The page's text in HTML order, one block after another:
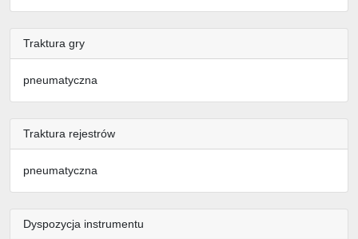
Traktura gry
pneumatyczna
Traktura rejestrów
pneumatyczna
Dyspozycja instrumentu